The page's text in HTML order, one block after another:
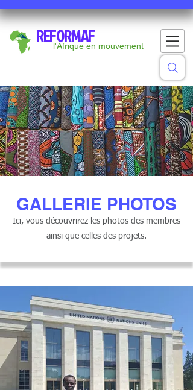
REFORMAF
l'Afrique en mouvement
GALLERIE PHOTOS
Ici, vous découvrirez les photos des membres
ainsi que celles des projets.